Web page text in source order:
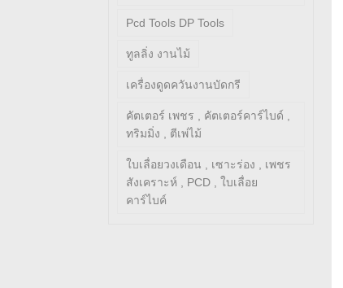
Pcd Tools DP Tools
ทูลลิ่ง งานไม้
เครื่องดูดควันงานบัดกรี
คัตเตอร์ เพชร , คัตเตอร์คาร์ไบด์ ,
ทริมมิ่ง , ตีเพ่ไม้
ใบเลื่อยวงเดือน , เซาะร่อง , เพชร
สังเคราะห์ , PCD , ใบเลื่อย
คาร์ไบค์